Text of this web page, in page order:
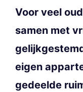
Voor veel
samen met
eigen
gedeelde